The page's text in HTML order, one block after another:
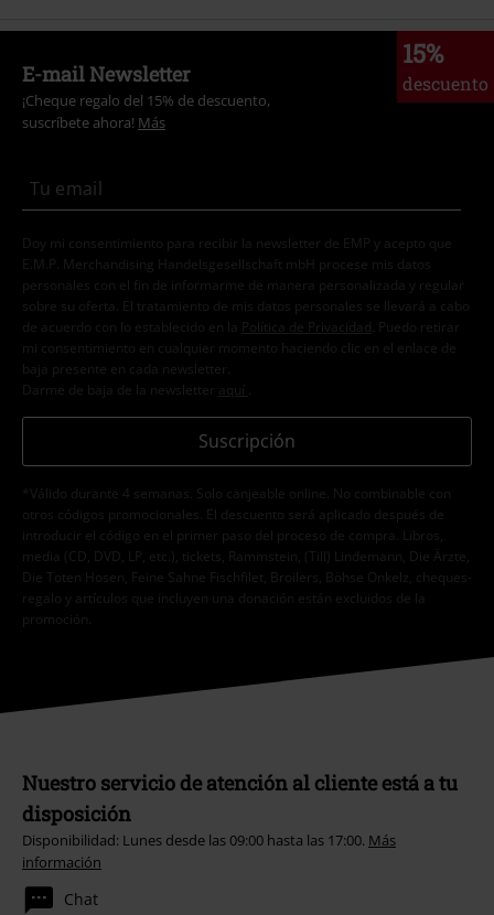
15%
descuento
E-mail Newsletter
¡Cheque regalo del 15% de descuento,
suscríbete ahora! Más
Doy mi consentimiento para recibir la newsletter de EMP y acepto que
E.M.P. Merchandising Handelsgesellschaft mbH procese mis datos
personales con el fin de informarme de manera personalizada y regular
sobre su oferta. El tratamiento de mis datos personales se llevará a cabo
de acuerdo con lo establecido en la
Política de Privacidad . Puedo retirar
mi consentimiento en cualquier momento haciendo clic en el enlace de
baja presente en cada newsletter.
Darme de baja de la newsletter
aquí
Suscripción
*Válido durante 4 semanas. Solo canjeable online. No combinable con
otros códigos promocionales. El descuento será aplicado después de
introducir el código en el primer paso del proceso de compra. Libros,
media (CD, DVD, LP, etc.), tickets, Rammstein, (Till) Lindemann, Die Ärzte,
Die Toten Hosen, Feine Sahne Fischfilet, Broilers, Böhse Onkelz, cheques-
regalo y artículos que incluyen una donación están excluidos de la
promoción.
Nuestro servicio de atención al cliente está a tu
disposición
Disponibilidad: Lunes desde las 09:00 hasta las 17:00. Más
información
Chat